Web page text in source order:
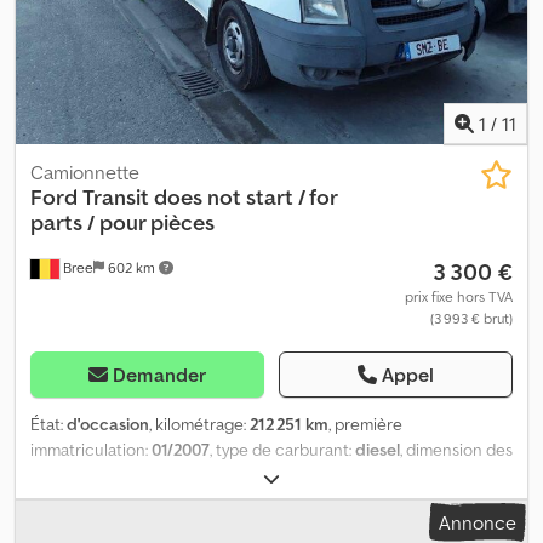
1 / 11
Bree 602 km
Camionnette
Ford Transit does not start / for
parts / pour pièces
3 300 €
prix fixe hors TVA
(3 993 € brut)
Demander Appel
État:d'occasion, kilométrage: 212 251 km, première
immatriculation:01/2007 , type de carburant:diesel , dimension des
, état des pneus:
diesel, suspension:acier, longueur totale:5 300 mm, hauteur
, longueur de l'espace de chargement: 2 800
Annonce